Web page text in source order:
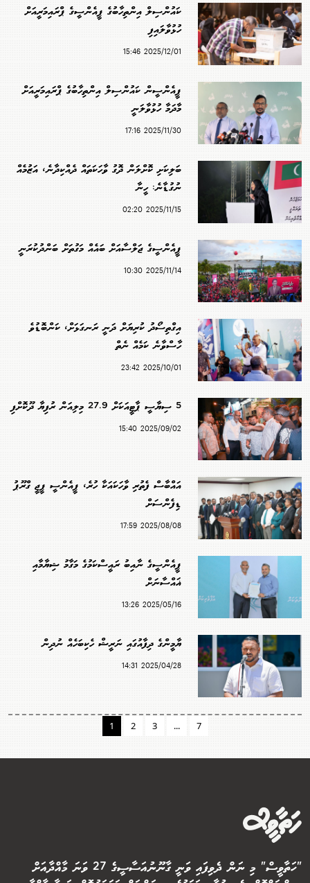
ކައުންސިލް އިންތިހާބުގެ ޕީއެންސީގެ ޕްރައިމަރީއަށް
ހުޅުވާލައިފި
2025/12/01 15:46
ޕީއެންސީން ކައުންސިލް އިންތިހާބުގެ ޕްރައިމަރީއަށް
މާދަމާ ހުޅުވާލަނީ
2025/11/30 17:16
ބަލިކަށި ކޮށްލަން ދޮގު ވާހަކަތައް ދެއްކިދާނެ، އަޒުމެއް
ނުގުޑާނެ: ހީނާ
2025/11/15 02:20
ޕީއެންސީގެ ޖަލްސާއަށް ބައެއް މަގުތަށް ބަންދުކުރަނީ
2025/11/14 10:30
އިގްތިސޯދު ކުރިޔަށް ދަނީ ރަނގަޅަށް، ކަންބޮޑުވެ
ހާސްވާނެ ކަމެއް ނެތް
2025/10/01 23:42
5 ސިޔާސީ ޕާޓީއަކަށް 27.9 މިލިއަން ރުފިޔާ ދޫކޮށްފި
2025/09/02 15:40
އައްބާސް ފެތުރި ވާހަކައަކާ ހުރެ، ޕީއެންސީ ޕީޖީ ގްރޫޕު
ޑިފެންސަށް
2025/08/08 17:59
ޕީއެންސީގެ ނާއިބު ރައީސްކަމުގެ މަގާމު ޝިޔާމާއި
ޣައްސާނަށް
2025/05/16 13:26
ޔާމީންގެ ދިފާއުގައި ނަރީޝް ހެކިބަހެއް ނުދިން
2025/04/28 14:31
1 2 3 ... 7
"ހަތާވީސް" މި ނަން ދެވިފައި ވަނީ ގާނޫނުއަސާސީގެ 27 ވަނަ މާއްދާއަށް